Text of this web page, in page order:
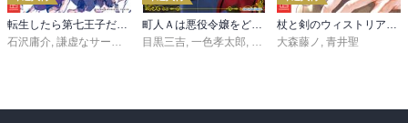
転生したら第七王子だったので、気ままに魔術を極めます（２４）
石沢庸介, 謙虚なサークル メル。
町人Ａは悪役令嬢をどうしても救いたい ～どぶと空と氷の姫君～１０【電子書店共通特典イラスト付】
目黒三吉, 一色孝太郎, Parum
杖と剣のウィストリア（１６）
大森藤ノ , 青井聖